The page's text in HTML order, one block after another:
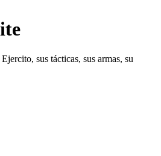
sus tácticas, sus armas, su